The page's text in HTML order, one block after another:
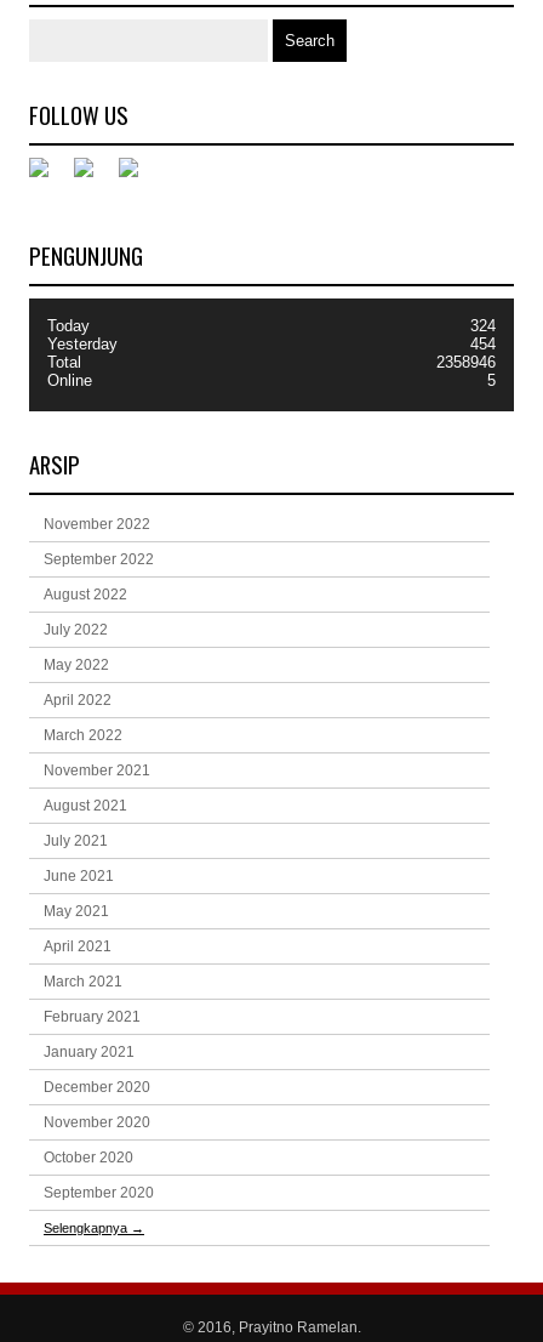
FOLLOW US
PENGUNJUNG
Today
Yesterday
Total
Online
324
454
2358946
5
ARSIP
November 2022
September 2022
August 2022
July 2022
May 2022
April 2022
March 2022
November 2021
August 2021
July 2021
June 2021
May 2021
April 2021
March 2021
February 2021
January 2021
December 2020
November 2020
October 2020
September 2020
Selengkapnya →
© 2016, Prayitno Ramelan.